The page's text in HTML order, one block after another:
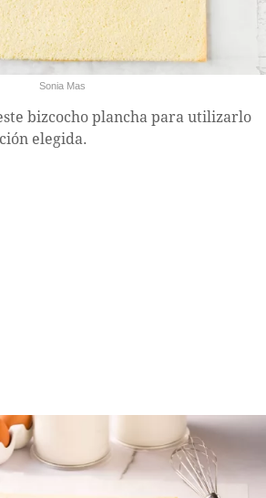
Sonia Mas
bizcocho plancha para utilizarlo
elegida.